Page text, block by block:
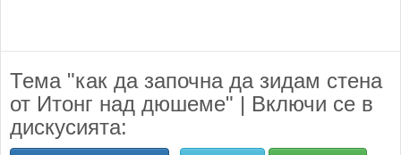
Тема "как да започна да зидам стена
от Итонг над дюшеме" | Включи се в
дискусията: